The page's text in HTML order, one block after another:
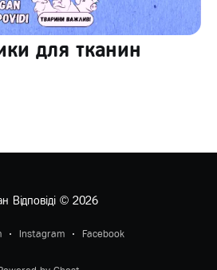
для тканин
Відповіді© 2026
Instagram Facebook